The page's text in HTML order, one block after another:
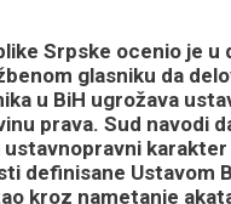
Srpske ocenio je u
glasniku da
u BiH ugrožava
prava. Sud navodi
definisane Ustavom
kroz nametanje